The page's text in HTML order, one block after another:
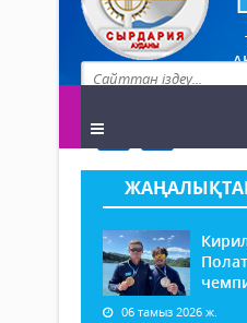
06 тамыз 2026 ж.